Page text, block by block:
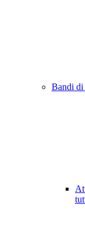
Bandi di